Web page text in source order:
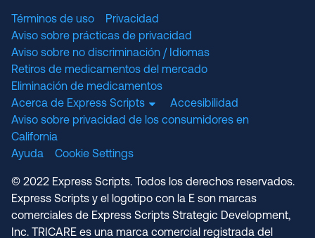
Términos de uso
Privacidad
Aviso sobre prácticas de privacidad
Aviso sobre no discriminación / Idiomas
Retiros de medicamentos del mercado
Eliminación de medicamentos
Acerca de Express Scripts
Accesibilidad
Aviso sobre privacidad de los consumidores en
California
Ayuda
Cookie Settings
© 2022 Express Scripts. Todos los derechos reservados.
Express Scripts y el logotipo con la E son marcas
comerciales de Express Scripts Strategic Development,
Inc. TRICARE es una marca comercial registrada del